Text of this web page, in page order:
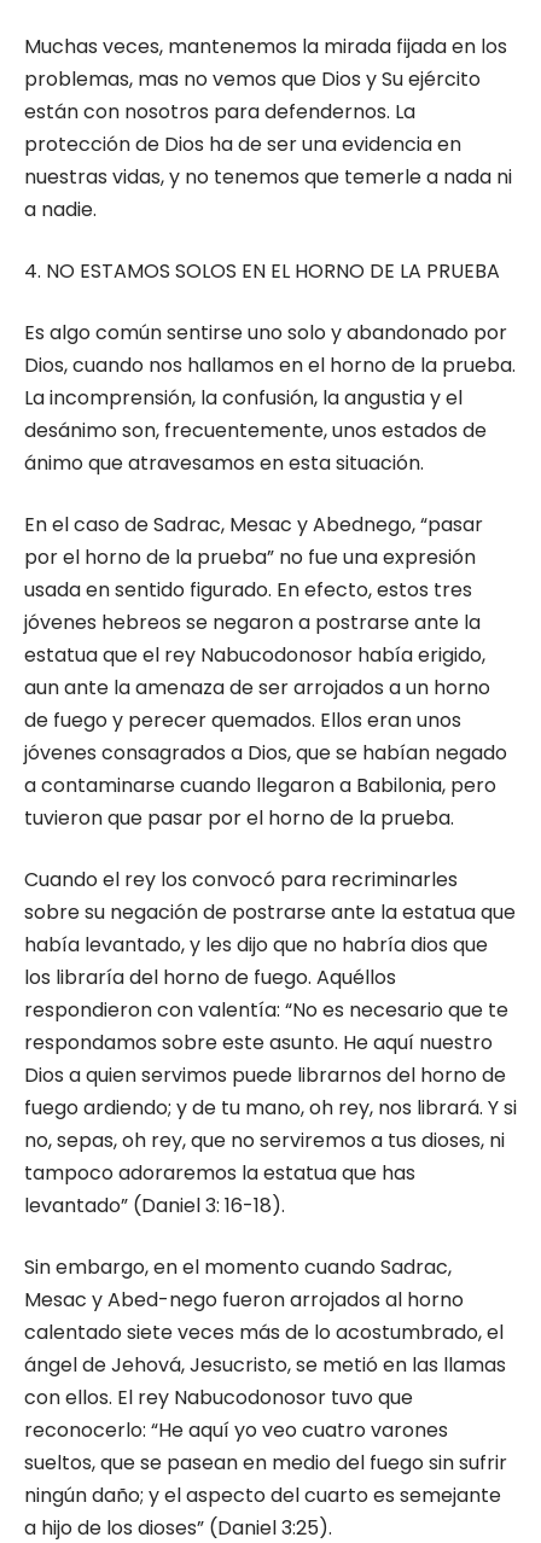
Muchas veces, mantenemos la mirada fijada en los
problemas, mas no vemos que Dios y Su ejército
están con nosotros para defendernos. La
protección de Dios ha de ser una evidencia en
nuestras vidas, y no tenemos que temerle a nada ni
a nadie.
4. NO ESTAMOS SOLOS EN EL HORNO DE LA PRUEBA
Es algo común sentirse uno solo y abandonado por
Dios, cuando nos hallamos en el horno de la prueba.
La incomprensión, la confusión, la angustia y el
desánimo son, frecuentemente, unos estados de
ánimo que atravesamos en esta situación.
En el caso de Sadrac, Mesac y Abed­nego, “pasar
por el horno de la prueba” no fue una expresión
usada en sentido figurado. En efecto, estos tres
jóvenes hebreos se negaron a postrarse ante la
estatua que el rey Nabucodonosor había erigido,
aun ante la amenaza de ser arrojados a un horno
de fuego y perecer quemados. Ellos eran unos
jóvenes consagrados a Dios, que se habían negado
a contaminarse cuando llegaron a Babilonia, pero
tuvieron que pasar por el horno de la prueba.
Cuando el rey los convocó para recriminarles
sobre su negación de postrarse ante la estatua que
había levantado, y les dijo que no habría dios que
los libraría del horno de fuego. Aquéllos
respondieron con valentía: “No es necesario que te
respondamos sobre este asunto. He aquí nuestro
Dios a quien servimos puede librarnos del horno de
fuego ardiendo; y de tu mano, oh rey, nos librará. Y si
no, sepas, oh rey, que no serviremos a tus dioses, ni
tampoco adoraremos la estatua que has
levantado” (Daniel 3: 16-18).
Sin embargo, en el momento cuando Sadrac,
Mesac y Abed-nego fueron arrojados al horno
calentado siete veces más de lo acostumbrado, el
ángel de Jehová, Jesucristo, se metió en las llamas
con ellos. El rey Nabucodonosor tuvo que
reconocerlo: “He aquí yo veo cuatro varones
sueltos, que se pasean en medio del fuego sin sufrir
ningún daño; y el aspecto del cuarto es semejante
a hijo de los dioses” (Daniel 3:25).